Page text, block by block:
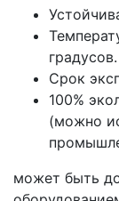
градусов.
Срок
100%
(можно
может быть